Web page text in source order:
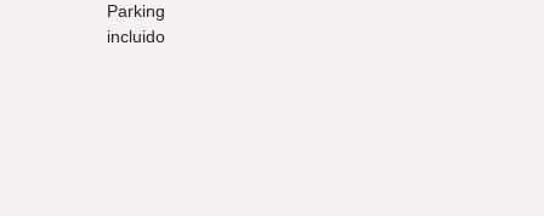
Parking
incluido